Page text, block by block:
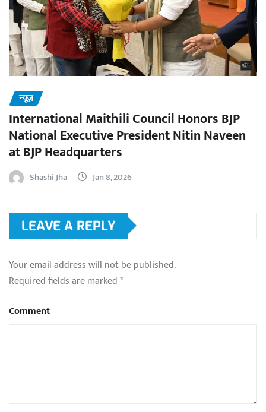
न्यूज़
International Maithili Council Honors BJP
National Executive President Nitin Naveen
at BJP Headquarters
Shashi Jha Jan 8, 2026
LEAVE A REPLY
Your email address will not be published.
Required fields are marked*
Comment